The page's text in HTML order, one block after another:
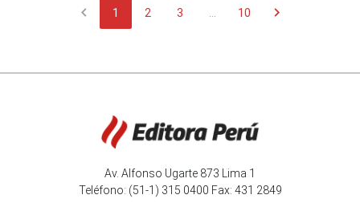
chevron_left 1 2 3 ... 10 chevron_right
Av. Alfonso Ugarte 873 Lima 1
Teléfono: (51-1) 315 0400 Fax: 431 2849